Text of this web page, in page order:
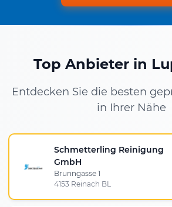
Top Anbieter in
Entdecken Sie die besten
in Ihrer Nähe
Schmetterling Reinigung
GmbH
Brunngasse 1
4153 Reinach BL